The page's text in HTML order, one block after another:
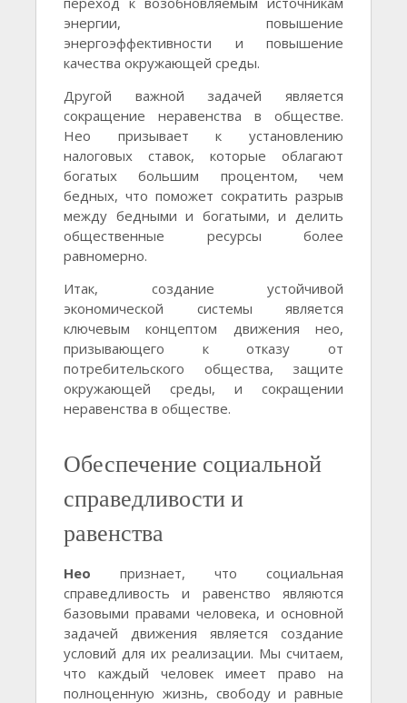
энергии, повышение
энергоэффективности и повышение
качества окружающей среды.
Другой важной задачей является
сокращение неравенства в обществе.
Нео призывает к установлению
налоговых ставок, которые облагают
богатых большим процентом, чем
бедных, что поможет сократить разрыв
между бедными и богатыми, и делить
общественные ресурсы более
равномерно.
Итак, создание устойчивой
экономической системы является
ключевым концептом движения нео,
призывающего к отказу от
потребительского общества, защите
окружающей среды, и сокращении
неравенства в обществе.
Обеспечение социальной
справедливости и
равенства
Нео признает, что социальная
справедливость и равенство являются
базовыми правами человека, и основной
задачей движения является создание
условий для их реализации. Мы считаем,
что каждый человек имеет право на
полноценную жизнь, свободу и равные